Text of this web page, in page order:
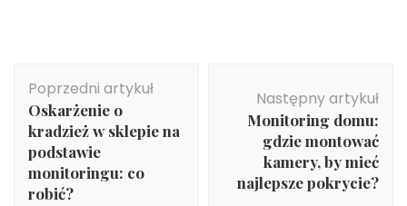
wpisu
Poprzedni artykuł
Oskarżenie o
kradzież w sklepie na
podstawie
monitoringu: co
robić?
Następny artykuł
Monitoring domu:
gdzie montować
kamery, by mieć
najlepsze pokrycie?